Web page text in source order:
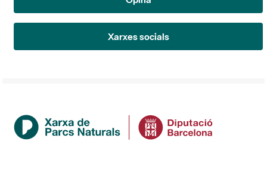
Institució